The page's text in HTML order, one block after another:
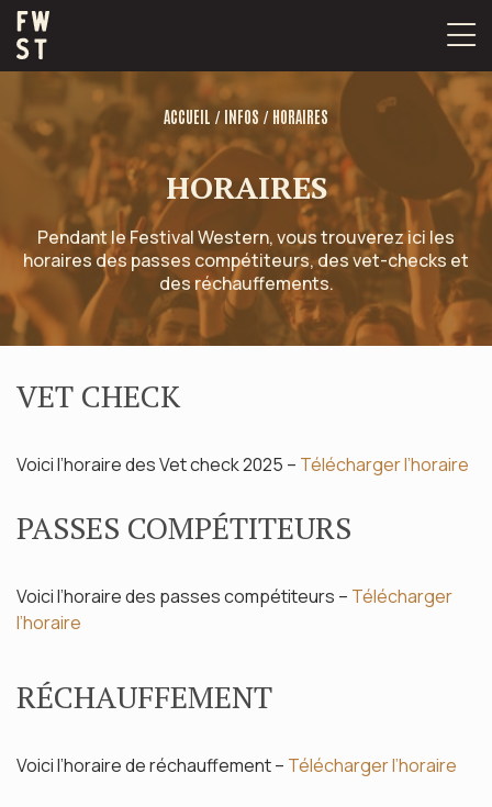
Passer
au
contenu
ACCUEIL / INFOS / HORAIRES
HORAIRES
Pendant le Festival Western, vous trouverez ici les
horaires des passes compétiteurs, des vet-checks et
des réchauffements.
VET CHECK
Voici l’horaire des Vet check 2025 – Télécharger l’horaire
PASSES COMPÉTITEURS
Voici l’horaire des passes compétiteurs – Télécharger
l’horaire
RÉCHAUFFEMENT
Voici l’horaire de réchauffement – Télécharger l’horaire